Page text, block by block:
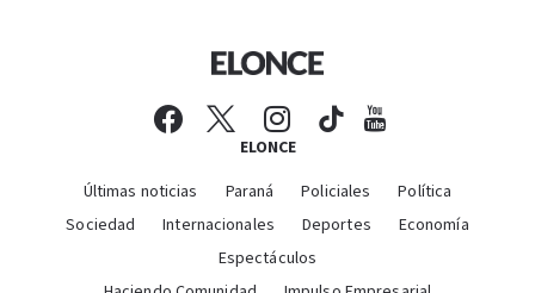
ELONCE
Últimas noticias Paraná Policiales
Política
Sociedad
Internacionales Deportes
Economía
Espectáculos